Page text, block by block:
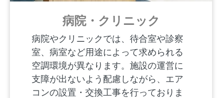
病院・クリニック
病院やクリニックでは、待合室や診察
室、病室など用途によって求められる
空調環境が異なります。施設の運営に
支障が出ないよう配慮しながら、エア
コンの設置・交換工事を行っておりま